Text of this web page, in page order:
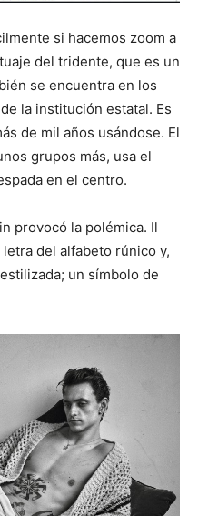
si hacemos zoom a
del tridente, que es un
se encuentra en los
la institución estatal. Es
de mil años usándose. El
grupos más, usa el
en el centro.
provocó la polémica. Il
del alfabeto rúnico y,
un símbolo de